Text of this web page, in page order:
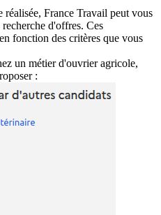
France Travail peut vous
d'offres. Ces
fonction des critères que vous
un métier d'ouvrier agricole,
: